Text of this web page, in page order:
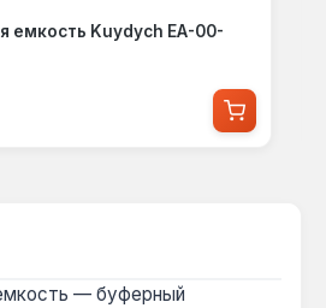
емкость Kuydych EA-00-
— буферный